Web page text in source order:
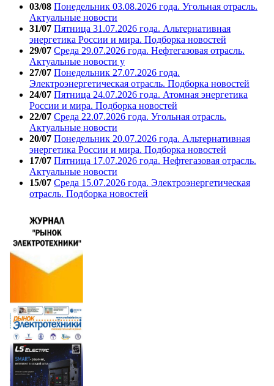
03/08 Понедельник 03.08.2026 года. Угольная отрасль.
Актуальные новости
31/07 Пятница 31.07.2026 года. Альтернативная
энергетика России и мира. Подборка новостей
29/07 Среда 29.07.2026 года. Нефтегазовая отрасль.
Актуальные новости у
27/07 Понедельник 27.07.2026 года.
Электроэнергетическая отрасль. Подборка новостей
24/07 Пятница 24.07.2026 года. Атомная энергетика
России и мира. Подборка новостей
22/07 Среда 22.07.2026 года. Угольная отрасль.
Актуальные новости
20/07 Понедельник 20.07.2026 года. Альтернативная
энергетика России и мира. Подборка новостей
17/07 Пятница 17.07.2026 года. Нефтегазовая отрасль.
Актуальные новости
15/07 Среда 15.07.2026 года. Электроэнергетическая
отрасль. Подборка новостей